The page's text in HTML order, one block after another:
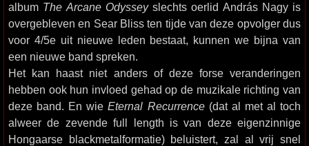
album The Arcane Odysseyslechts oerlid András Nagy is
overgebleven en Sear Bliss ten tijde van deze opvolger dus
voor 4/5e uit nieuwe leden bestaat, kunnen we bijna van
een nieuwe band spreken.
Het kan haast niet anders of deze forse veranderingen
hebben ook hun invloed gehad op de muzikale richting van
deze band. En wieEternal Recurrence(dat al met al toch
alweer de zevende full length is van deze eigenzinnige
Hongaarse blackmetalformatie) beluistert, zal al vrij snel